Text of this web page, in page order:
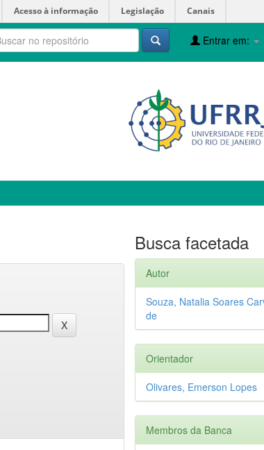
Acesso à informação Legislação Canais
Entrar em:
Busca facetada
Autor
Souza, Natalia Soares
de
Orientador
Olivares, Emerson Lopes
Membros da Banca